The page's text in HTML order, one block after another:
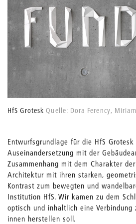
HfS Grotesk Quelle: Dora Ferency,
Entwurfsgrundlage für die HfS
Auseinandersetzung mit der
Zusammenhang mit dem Charakter
Architektur mit ihren starken,
Kontrast zum bewegten und
Institution HfS. Wir kamen zu dem
optisch und inhaltlich eine Verbindung
innen herstellen soll.